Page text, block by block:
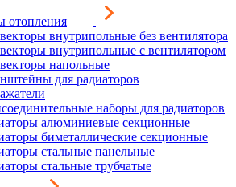
отопления
внутрипольные без вентилятора
внутрипольные с вентилятором
напольные
для радиаторов
наборы для радиаторов
алюминиевые секционные
биметаллические секционные
стальные панельные
стальные трубчатые